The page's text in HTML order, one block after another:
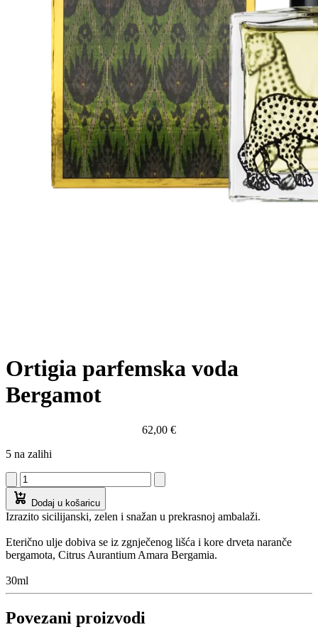
Ortigia parfemska voda
Bergamot
62,00 €
5 na zalihi
Dodaj u košaricu
Izrazito sicilijanski, zelen i snažan u prekrasnoj ambalaži.
Eterično ulje dobiva se iz zgnječenog lišća i kore drveta naranče
bergamota, Citrus Aurantium Amara Bergamia.
30ml
Povezani proizvodi